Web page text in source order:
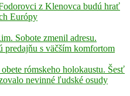
z Klenovca budú hrať
Európy
Sobote zmenil adresu.
s väčším komfortom
rómskeho holokaustu. Šesť
nevinné ľudské osudy